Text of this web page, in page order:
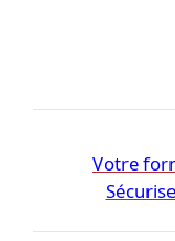
Votre